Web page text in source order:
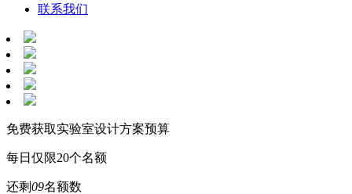
联系我们
免费获取实验室设计方案预算
每日仅限20个名额
还剩09名额数